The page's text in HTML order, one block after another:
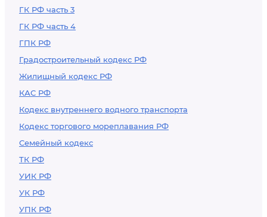
ГК РФ часть 3
ГК РФ часть 4
ГПК РФ
Градостроительный кодекс РФ
Жилищный кодекс РФ
КАС РФ
Кодекс внутреннего водного транспорта
Кодекс торгового мореплавания РФ
Семейный кодекс
ТК РФ
УИК РФ
УК РФ
УПК РФ